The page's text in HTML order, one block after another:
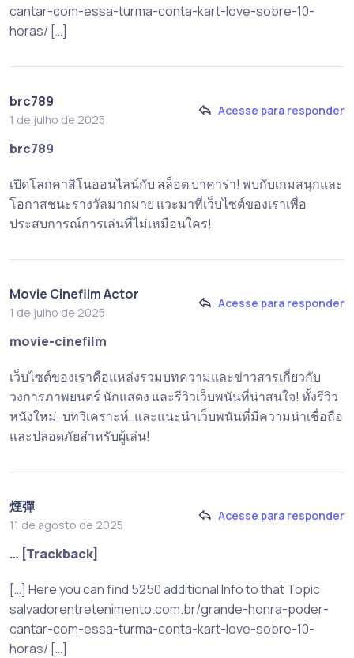
cantar-com-essa-turma-conta-kart-love-sobre-10-
horas/ […]
brc789
1 de julho de 2025
Acesse para responder
brc789
เปิดโลกคาสิโนออนไลน์กับ สล็อต บาคาร่า! พบกับเกมสนุกและ
โอกาสชนะรางวัลมากมาย แวะมาที่เว็บไซต์ของเราเพื่อ
ประสบการณ์การเล่นที่ไม่เหมือนใคร!
Movie Cinefilm Actor
1 de julho de 2025
Acesse para responder
movie-cinefilm
เว็บไซต์ของเราคือแหล่งรวมบทความและข่าวสารเกี่ยวกับ
วงการภาพยนตร์ นักแสดง และรีวิวเว็บพนันที่น่าสนใจ! ทั้งรีวิว
หนังใหม่, บทวิเคราะห์, และแนะนำเว็บพนันที่มีความน่าเชื่อถือ
และปลอดภัยสำหรับผู้เล่น!
煙彈
11 de agosto de 2025
Acesse para responder
… [Trackback]
[…] Here you can find 5250 additional Info to that Topic:
salvadorentretenimento.com.br/grande-honra-poder-
cantar-com-essa-turma-conta-kart-love-sobre-10-
horas/ […]